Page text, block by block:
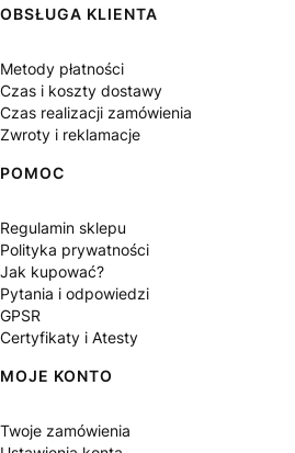
OBSŁUGA KLIENTA
Metody płatności
Czas i koszty dostawy
Czas realizacji zamówienia
Zwroty i reklamacje
POMOC
Regulamin sklepu
Polityka prywatności
Jak kupować?
Pytania i odpowiedzi
GPSR
Certyfikaty i Atesty
MOJE KONTO
Twoje zamówienia